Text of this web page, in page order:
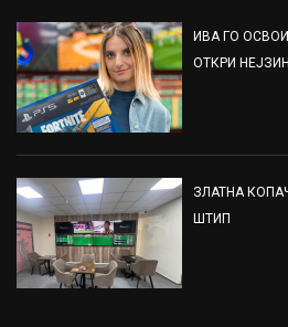
ИВА ГО ОСВОИ
ОТКРИ
ЗЛАТНА
ШТИП